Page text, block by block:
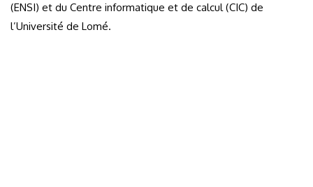
(ENSI) et du Centre informatique et de calcul (CIC) de
l’Université de Lomé.